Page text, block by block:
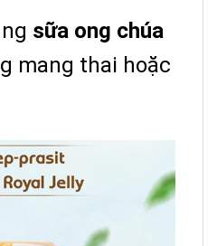
sữa ong chúa
mang thai hoặc